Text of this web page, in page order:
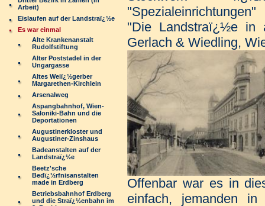
Arbeit)
Eislaufen auf der Landstraï¿½e
Es war einmal
Alte Krankenanstalt
Rudolfstiftung
Alter Poststadel in der
Ungargasse
Altes Weiï¿½gerber
Margarethen-Kirchlein
Arsenalweg
Aspangbahnhof, Wien-
Saloniki-Bahn und die
Deportationen
Augustinerkloster und
Augustiner-Zinshaus
Badeanstalten auf der
Landstraï¿½e
Beetz'sche
Bedï¿½rfnisanstalten
made in Erdberg
Betriebsbahnhof Erdberg
und die Straï¿½enbahn im
"Die Landstraï¿½e
Gerlach & Wiedling,
Offenbar war es in
einfach, jemanden